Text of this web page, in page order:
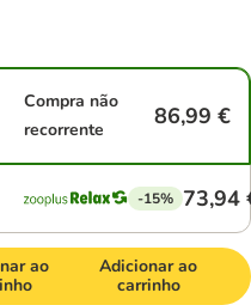
Compra não
recorrente
86,99 €
-15% 73,94
ao
Adicionar ao
carrinho